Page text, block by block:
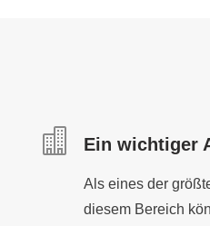
 Ein wichtiger
Als eines der
diesem Bereich